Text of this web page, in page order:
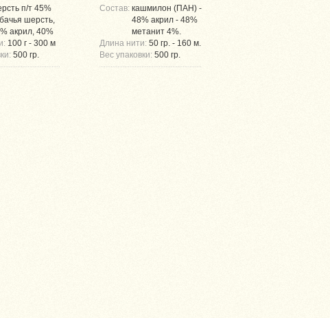
п/т 45%
шерсть,
акрил, 40%
100 г - 300 м
500 гр.
Состав: кашмилон (ПАН) -
48% акрил - 48%
метанит 4%.
Длина нити: 50 гр. - 160 м.
Вес упаковки: 500 гр.